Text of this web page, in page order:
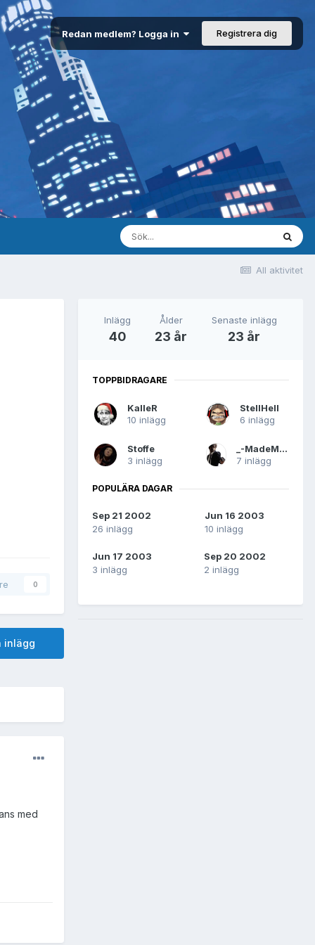
Redan medlem? Logga in Registrera dig
All aktivitet
0
inlägg
med
Inlägg
40
Ålder
23 år
Senaste inlägg
23 år
TOPPBIDRAGARE
KalleR
10 inlägg
StellHell
6 inlägg
Stoffe
3 inlägg
_-MadeMaN-_
7 inlägg
POPULÄRA DAGAR
Sep 21 2002
26 inlägg
Jun 16 2003
10 inlägg
Jun 17 2003
3 inlägg
Sep 20 2002
2 inlägg